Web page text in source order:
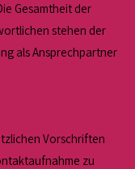
Gesamtheit der
stehen der
als Ansprechpartner
Vorschriften
zu